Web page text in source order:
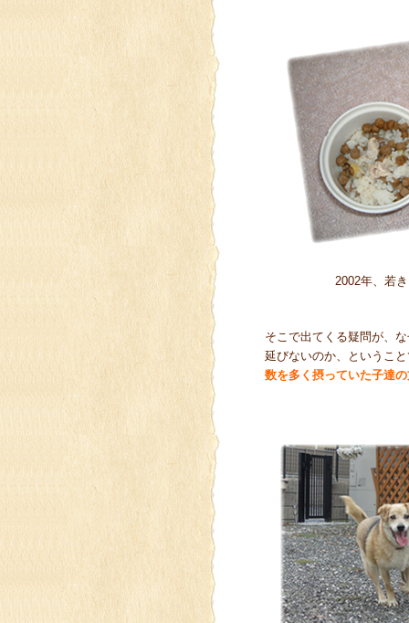
2002年、若
そこで出てくる疑問が、
延びないのか、というこ
数を多く摂っていた子達